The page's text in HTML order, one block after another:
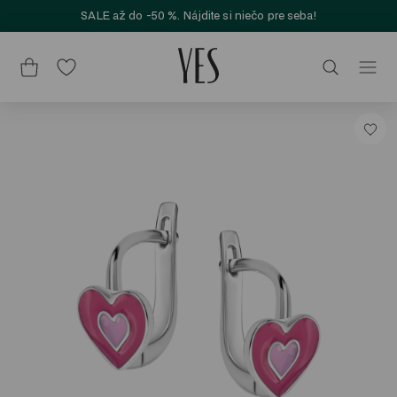
SALE až do -50 %. Nájdite si niečo pre seba!